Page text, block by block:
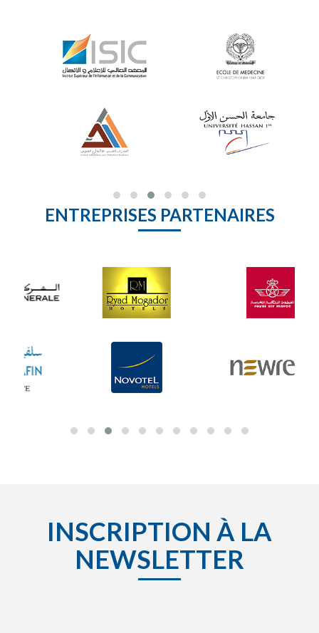
ENTREPRISES PARTENAIRES
INSCRIPTION À LA
NEWSLETTER